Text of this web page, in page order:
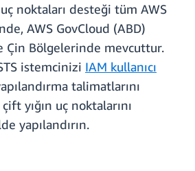
uç noktaları desteği tüm AWS
AWS GovCloud (ABD)
Çin Bölgelerinde mevcuttur.
istemcinizi IAM kullanıcı
talimatlarını
yığın uç noktalarını
yapılandırın.